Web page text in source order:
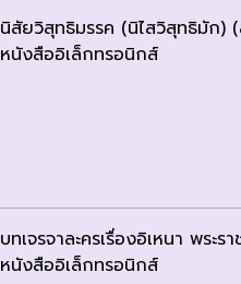
นิสัยวิสุทธิมรรค (นิไสวิสุทธิมัก)
หนังสืออิเล็กทรอนิกส์
บทเจรจาละครเรื่องอิเหนา พระ
หนังสืออิเล็กทรอนิกส์